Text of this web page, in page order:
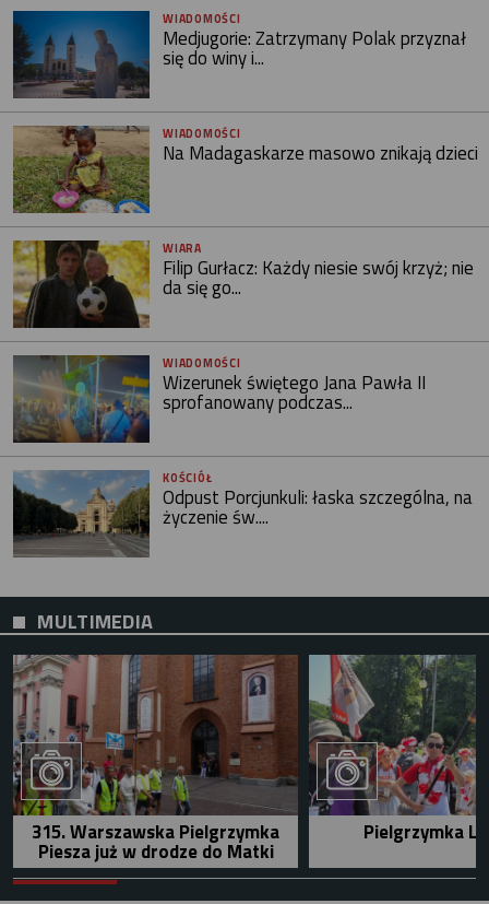
WIADOMOŚCI
Medjugorie: Zatrzymany Polak przyznał
się do winy i...
WIADOMOŚCI
Na Madagaskarze masowo znikają dzieci
WIARA
Filip Gurłacz: Każdy niesie swój krzyż; nie
da się go...
WIADOMOŚCI
Wizerunek świętego Jana Pawła II
sprofanowany podczas...
KOŚCIÓŁ
Odpust Porcjunkuli: łaska szczególna, na
życzenie św....
MULTIMEDIA
315. Warszawska Pielgrzymka
Piesza już w drodze do Matki
Pielgrzymka